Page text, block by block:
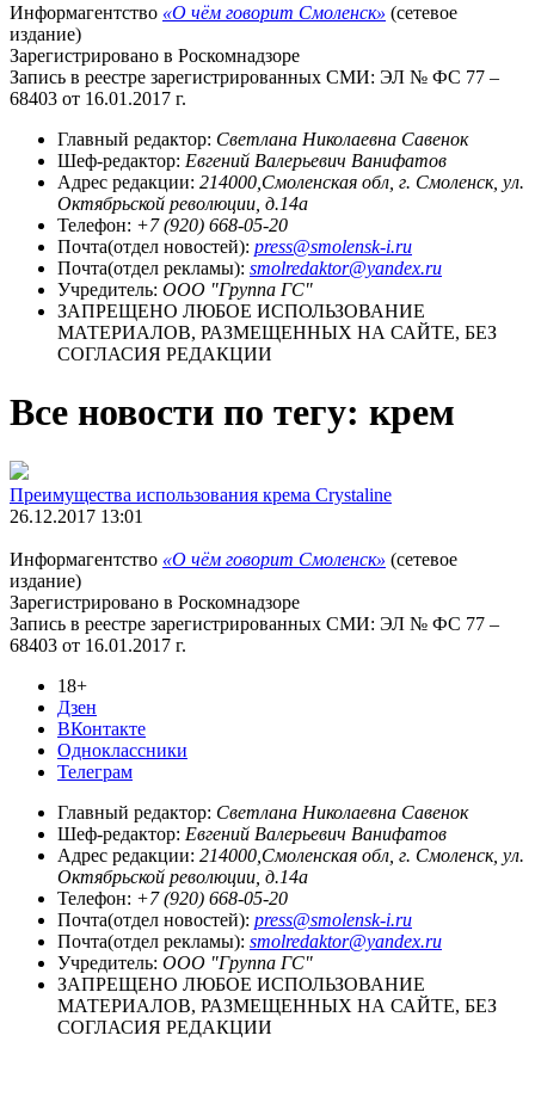
Информагентство «О чём говорит Смоленск» (сетевое
издание)
Зарегистрировано в Роскомнадзоре
Запись в реестре зарегистрированных СМИ: ЭЛ № ФС 77 –
68403 от 16.01.2017 г.
Главный редактор: Светлана Николаевна Савенок
Шеф-редактор: Евгений Валерьевич Ванифатов
Адрес редакции: 214000,Смоленская обл, г. Смоленск, ул.
Октябрьской революции, д.14а
Телефон: +7 (920) 668-05-20
Почта(отдел новостей): press@smolensk-i.ru
Почта(отдел рекламы): smolredaktor@yandex.ru
Учредитель: ООО "Группа ГС"
ЗАПРЕЩЕНО ЛЮБОЕ ИСПОЛЬЗОВАНИЕ
МАТЕРИАЛОВ, РАЗМЕЩЕННЫХ НА САЙТЕ, БЕЗ
СОГЛАСИЯ РЕДАКЦИИ
Все новости по тегу: крем
Преимущества использования крема Crystaline
26.12.2017 13:01
Информагентство «О чём говорит Смоленск» (сетевое
издание)
Зарегистрировано в Роскомнадзоре
Запись в реестре зарегистрированных СМИ: ЭЛ № ФС 77 –
68403 от 16.01.2017 г.
18+
Дзен
ВКонтакте
Одноклассники
Телеграм
Главный редактор: Светлана Николаевна Савенок
Шеф-редактор: Евгений Валерьевич Ванифатов
Адрес редакции: 214000,Смоленская обл, г. Смоленск, ул.
Октябрьской революции, д.14а
Телефон: +7 (920) 668-05-20
Почта(отдел новостей): press@smolensk-i.ru
Почта(отдел рекламы): smolredaktor@yandex.ru
Учредитель: ООО "Группа ГС"
ЗАПРЕЩЕНО ЛЮБОЕ ИСПОЛЬЗОВАНИЕ
МАТЕРИАЛОВ, РАЗМЕЩЕННЫХ НА САЙТЕ, БЕЗ
СОГЛАСИЯ РЕДАКЦИИ